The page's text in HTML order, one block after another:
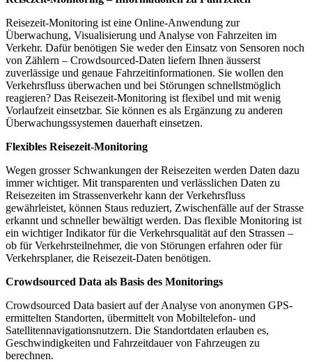
Reisezeit-Monitoring ist eine Online-Anwendung zur
Überwachung, Visualisierung und Analyse von Fahrzeiten im
Verkehr. Dafür benötigen Sie weder den Einsatz von Sensoren noch
von Zählern – Crowdsourced-Daten liefern Ihnen äusserst
zuverlässige und genaue Fahrzeitinformationen. Sie wollen den
Verkehrsfluss überwachen und bei Störungen schnellstmöglich
reagieren? Das Reisezeit-Monitoring ist flexibel und mit wenig
Vorlaufzeit einsetzbar. Sie können es als Ergänzung zu anderen
Überwachungssystemen dauerhaft einsetzen.
Flexibles Reisezeit-Monitoring
Wegen grosser Schwankungen der Reisezeiten werden Daten dazu
immer wichtiger. Mit transparenten und verlässlichen Daten zu
Reisezeiten im Strassenverkehr kann der Verkehrsfluss
gewährleistet, können Staus reduziert, Zwischenfälle auf der Strasse
erkannt und schneller bewältigt werden. Das flexible Monitoring ist
ein wichtiger Indikator für die Verkehrsqualität auf den Strassen –
ob für Verkehrsteilnehmer, die von Störungen erfahren oder für
Verkehrsplaner, die Reisezeit-Daten benötigen.
Crowdsourced Data als Basis des Monitorings
Crowdsourced Data basiert auf der Analyse von anonymen GPS-
ermittelten Standorten, übermittelt von Mobiltelefon- und
Satellitennavigationsnutzern. Die Standortdaten erlauben es,
Geschwindigkeiten und Fahrzeitdauer von Fahrzeugen zu
berechnen.